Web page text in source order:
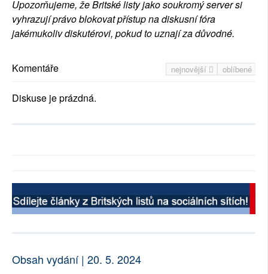
Upozorňujeme, že Britské listy jako soukromý server si
vyhrazují právo blokovat přístup na diskusní fóra
jakémukoliv diskutérovi, pokud to uznají za důvodné.
nejnovější oblíbené
Komentáře
Diskuse je prázdná.
Obsah vydání | 20. 5. 2024